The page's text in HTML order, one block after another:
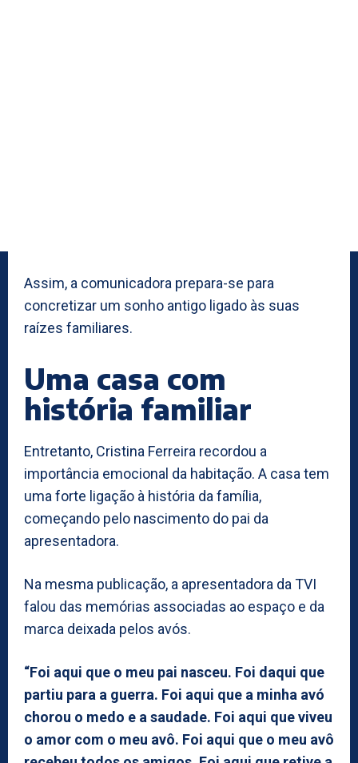
Assim, a comunicadora prepara-se para
concretizar um sonho antigo ligado às suas
raízes familiares.
Uma casa com
história familiar
Entretanto, Cristina Ferreira recordou a
importância emocional da habitação. A casa tem
uma forte ligação à história da família,
começando pelo nascimento do pai da
apresentadora.
Na mesma publicação, a apresentadora da TVI
falou das memórias associadas ao espaço e da
marca deixada pelos avós.
“Foi aqui que o meu pai nasceu. Foi daqui que
partiu para a guerra. Foi aqui que a minha avó
chorou o medo e a saudade. Foi aqui que viveu
o amor com o meu avô. Foi aqui que o meu avô